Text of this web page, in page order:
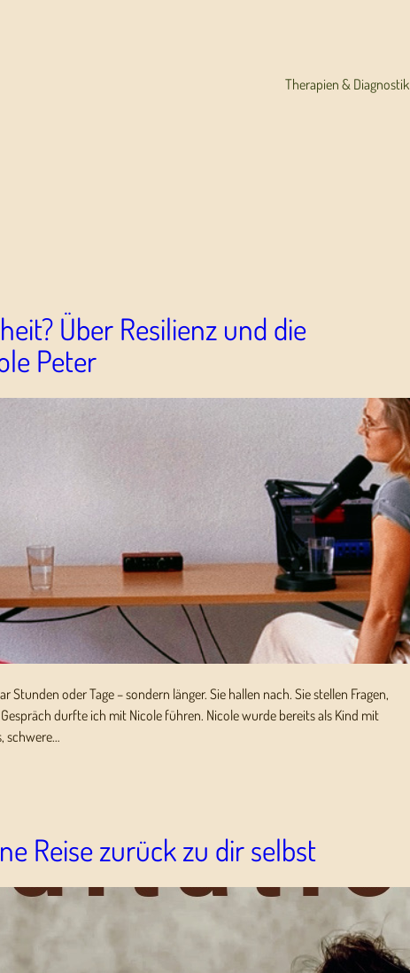
Therapien & Diagnostik
Über Resilienz und die
Peter
oder Tage – sondern länger. Sie hallen nach. Sie stellen Fragen,
durfte ich mit Nicole führen. Nicole wurde bereits als Kind mit
schwere…
Reise zurück zu dir selbst